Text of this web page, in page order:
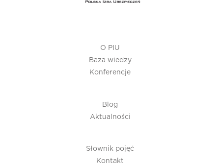
O PIU
Baza wiedzy
Konferencje
Blog
Aktualności
Słownik pojęć
Kontakt